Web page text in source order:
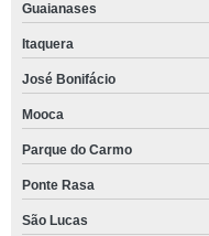
Guaianases
Itaquera
José Bonifácio
Mooca
Parque do Carmo
Ponte Rasa
São Lucas